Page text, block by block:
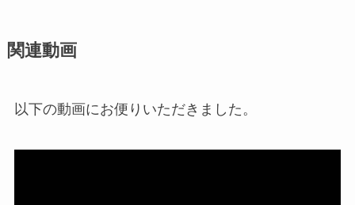
関連動画
以下の動画にお便りいただきました。